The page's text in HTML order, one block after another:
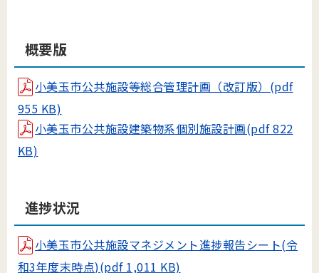
概要版
小美玉市公共施設等総合管理計画（改訂版）(pdf
955 KB)
小美玉市公共施設建築物系個別施設計画(pdf 822
KB)
進捗状況
小美玉市公共施設マネジメント進捗報告シート(令
和3年度末時点)(pdf 1,011 KB)